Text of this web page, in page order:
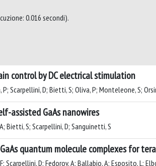
0.016 secondi).
control by DC electrical stimulation
Scarpellini, D; Bietti, S; Oliva, P; Monteleone, S;
assisted GaAs nanowires
Bietti, S; Scarpellini, D; Sanguinetti, S
quantum molecule complexes for
Scarpellini, D; Fedorov, A; Ballabio, A; Esposito, L;